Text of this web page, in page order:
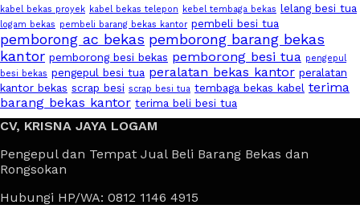
kabel bekas proyek kabel bekas telepon kebel tembaga bekas lelang besi tua
logam bekas pembeli barang bekas kantor pembeli besi tua
pemborong ac bekas pemborong barang bekas
kantor pemborong besi bekas pemborong besi tua pengepul
besi bekas pengepul besi tua peralatan bekas kantor peralatan
kantor bekas scrap besi scrap besi tua tembaga bekas kabel terima
barang bekas kantor terima beli besi tua
CV, KRISNA JAYA LOGAM
Pengepul dan Tempat Jual Beli Barang Bekas dan
Rongsokan
Hubungi HP/WA: 0812 1146 4915